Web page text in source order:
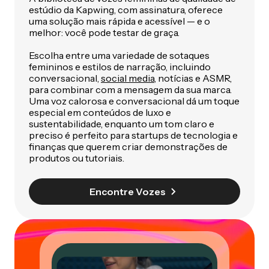
estúdio da Kapwing, com assinatura, oferece
uma solução mais rápida e acessível — e o
melhor: você pode testar de graça.
Escolha entre uma variedade de sotaques
femininos e estilos de narração, incluindo
conversacional, social media, notícias e ASMR,
para combinar com a mensagem da sua marca.
Uma voz calorosa e conversacional dá um toque
especial em conteúdos de luxo e
sustentabilidade, enquanto um tom claro e
preciso é perfeito para startups de tecnologia e
finanças que querem criar demonstrações de
produtos ou tutoriais.
Encontre Vozes